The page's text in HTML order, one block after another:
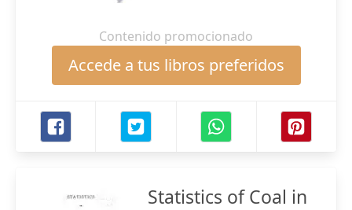
Contenido promocionado
Accede a tus libros preferidos
Statistics of Coal in